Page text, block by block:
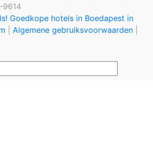
9614
Goedkope hotels in Boedapest in
Algemene gebruiksvoorwaarden